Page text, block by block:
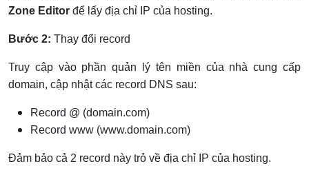
Zone Editor để lấy địa chỉ IP của hosting.
Bước 2: Thay đổi record
Truy cập vào phần quản lý tên miền của nhà cung cấp
domain, cập nhật các record DNS sau:
Record @ (domain.com)
Record www (www.domain.com)
Đảm bảo cả 2 record này trỏ về địa chỉ IP của hosting.